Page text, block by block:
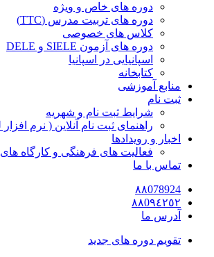
دوره های خاص و ویژه
دوره های تربیت مدرس (TTC)
کلاس های خصوصی
دوره های آزمون SIELE و DELE
اسپانیایی در اسپانیا
کتابخانه
منابع آموزشی
ثبت نام
شرایط ثبت نام و شهریه
راهنمای ثبت نام آنلاین ( نرم
اخبار و رویدادها
فعالیت های فرهنگی و کارگاه
تماس با ما
٨٨078924
٨٨0٩٤٢٥٢
آدرس ما
تقویم دوره های جدید